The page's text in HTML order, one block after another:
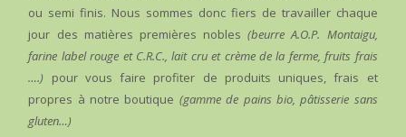
ou semi finis. Nous sommes donc fiers de travailler chaque
jour des matières premières nobles(beurre A.O.P. Montaigu,
farine label rouge et C.R.C., lait cru et crème de la ferme, fruits frais
….) pour vous faire profiter de produits uniques, frais et
propres à notre boutique (gamme de pains bio, pâtisserie sans
gluten…)